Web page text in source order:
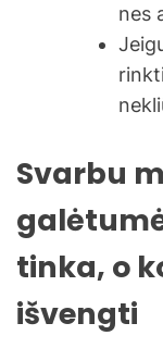
nes
Svarbu
tinka, o
išvengti